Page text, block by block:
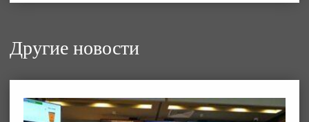
Другие новости